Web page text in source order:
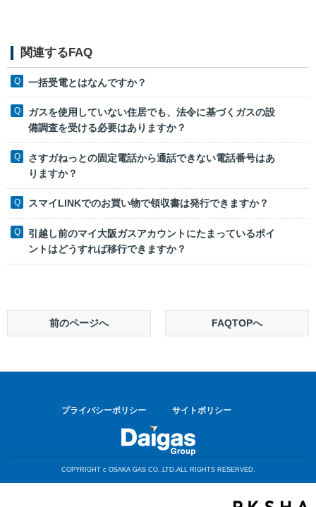
関連するFAQ
一括受電とはなんですか？
ガスを使用していない住居でも、法令に基づくガスの設
備調査を受ける必要はありますか？
さすガねっとの固定電話から通話できない電話番号はあ
りますか？
スマイLINKでのお買い物で領収書は発行できますか？
引越し前のマイ大阪ガスアカウントにたまっているポイ
ントはどうすれば移行できますか？
前のページへ FAQTOPへ
プライバシーポリシー サイトポリシー
COPYRIGHT c OSAKA GAS CO.,LTD.ALL RIGHTS RESERVED.